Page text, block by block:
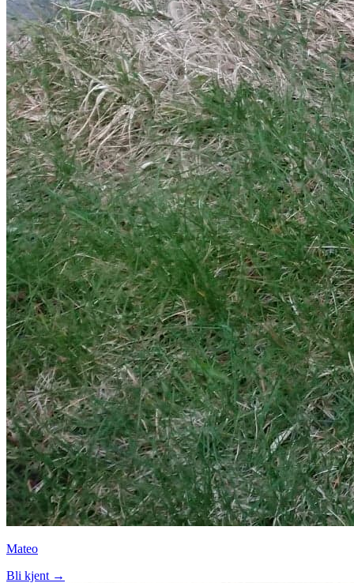
Mateo
Bli kjent →